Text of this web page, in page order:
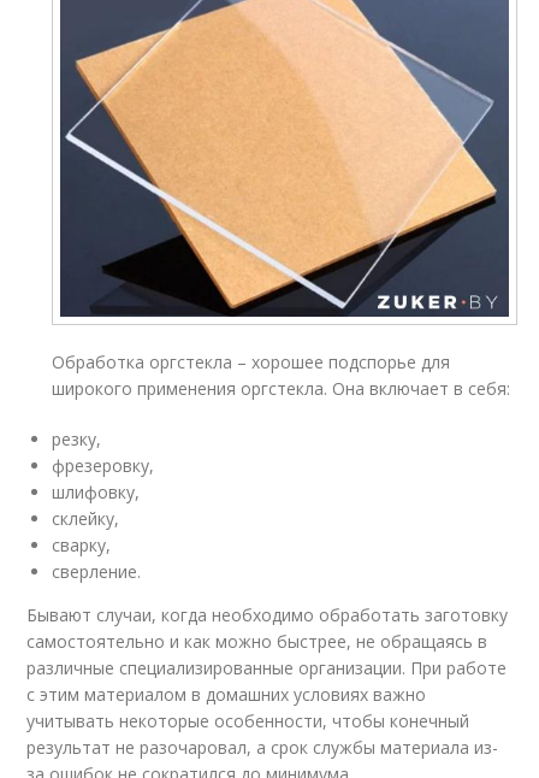
Обработка оргстекла – хорошее подспорье для
широкого применения оргстекла. Она включает в себя:
резку,
фрезеровку,
шлифовку,
склейку,
сварку,
сверление.
Бывают случаи, когда необходимо обработать заготовку
самостоятельно и как можно быстрее, не обращаясь в
различные специализированные организации. При работе
с этим материалом в домашних условиях важно
учитывать некоторые особенности, чтобы конечный
результат не разочаровал, а срок службы материала из-